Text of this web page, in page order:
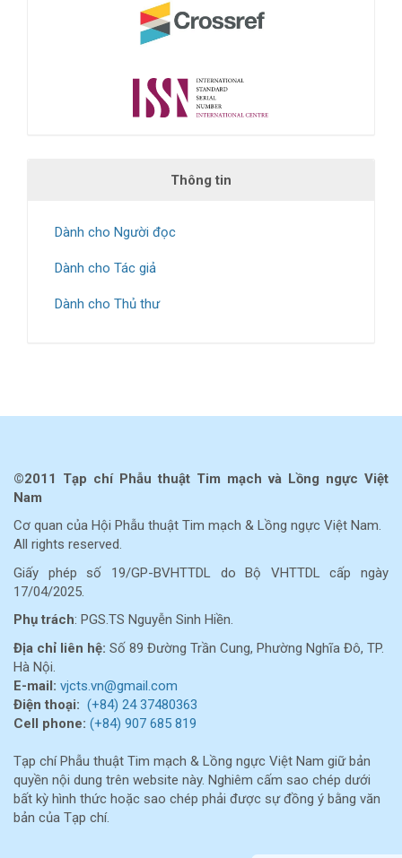
Thông tin
Dành cho Người đọc
Dành cho Tác giả
Dành cho Thủ thư
©2011 Tạp chí Phẫu thuật Tim mạch và Lồng ngực Việt
Nam
Cơ quan của Hội Phẫu thuật Tim mạch & Lồng ngực Việt Nam.
All rights reserved.
Giấy phép số 19/GP-BVHTTDL do Bộ VHTTDL cấp ngày
17/04/2025.
Phụ trách: PGS.TS Nguyễn Sinh Hiền.
Địa chỉ liên hệ: Số 89 Đường Trần Cung, Phường Nghĩa Đô, TP.
Hà Nội.
E-mail: vjcts.vn@gmail.com
Điện thoại: (+84) 24 37480363
Cell phone: (+84) 907 685 819
Tạp chí Phẫu thuật Tim mạch & Lồng ngực Việt Nam giữ bản
quyền nội dung trên website này. Nghiêm cấm sao chép dưới
bất kỳ hình thức hoặc sao chép phải được sự đồng ý bằng văn
bản của Tạp chí.